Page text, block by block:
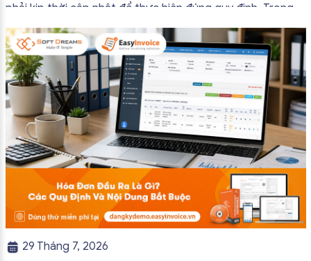
phải kịp thời cập nhật để thực hiện đúng quy định. Trong
bài viết này, hóa đơn điện tử EasyInvoice sẽ chia sẻ 13
trường hợp hóa đơn điện tử không cần […]
29 Tháng 7, 2026